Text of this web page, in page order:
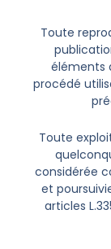
Toute
éléments
procédé
Toute
considérée
et
articles